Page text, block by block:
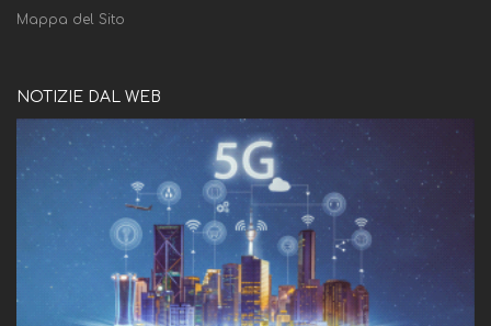
Mappa del Sito
NOTIZIE DAL WEB